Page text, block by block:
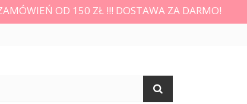
OD 150 ZŁ !!! DOSTAWA ZA DARMO!